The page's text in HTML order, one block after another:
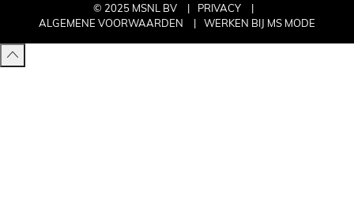
© 2025 MSNL BV
PRIVACY
ALGEMENE VOORWAARDEN
WERKEN BIJ MS MODE